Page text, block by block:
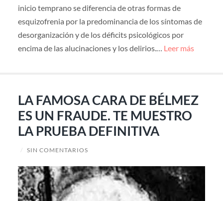
inicio temprano se diferencia de otras formas de
esquizofrenia por la predominancia de los síntomas de
desorganización y de los déficits psicológicos por
encima de las alucinaciones y los delirios.… Leer más
LA FAMOSA CARA DE BÉLMEZ
ES UN FRAUDE. TE MUESTRO
LA PRUEBA DEFINITIVA
/ SIN COMENTARIOS